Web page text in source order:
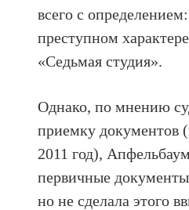
всего с
преступном
«Седьмая студия».
Однако, по мнению
приемку документов
2011 год),
первичные
но не сделала этого